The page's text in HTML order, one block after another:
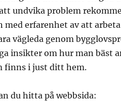
undvika problem
med erfarenhet av att
vägleda genom
insikter om hur man bäst
finns i just ditt hem.
du hitta på webbsida: